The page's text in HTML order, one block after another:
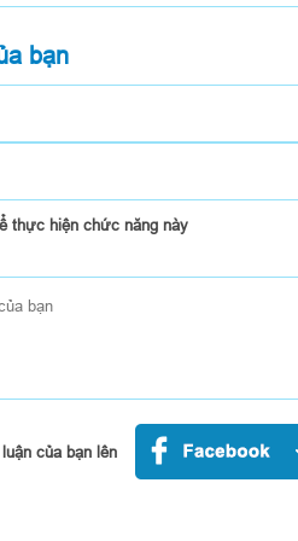
bạn
thực hiện chức năng này
của bạn lên